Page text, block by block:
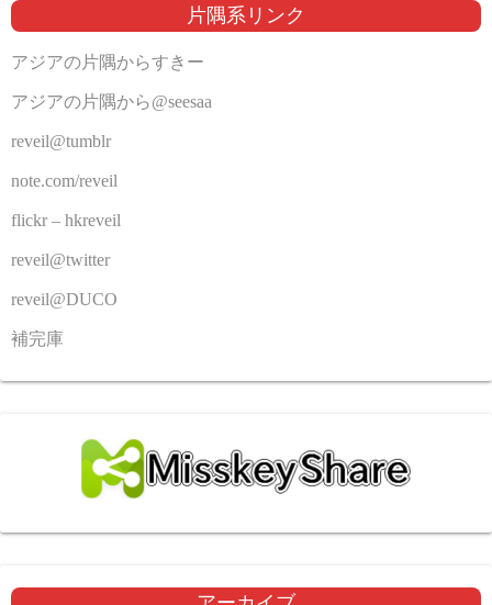
片隅系リンク
アジアの片隅からすきー
アジアの片隅から@seesaa
reveil@tumblr
note.com/reveil
flickr – hkreveil
reveil@twitter
reveil@DUCO
補完庫